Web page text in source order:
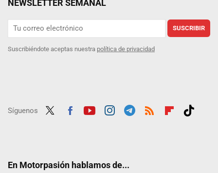
NEWSLETTER SEMANAL
SUSCRIBIR
Suscribiéndote aceptas nuestra política de privacidad
Síguenos
En Motorpasión hablamos de...